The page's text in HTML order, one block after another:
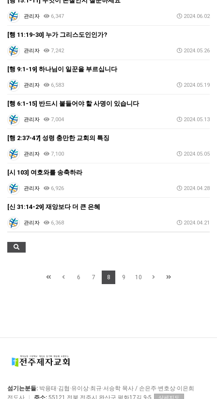
관리자 6,347 2024.06.02
[행 11:19-30] 누가 그리스도인인가?
관리자 7,242 2024.05.26
[행 9:1-19] 하나님이 일꾼을 부르십니다
관리자 6,583 2024.05.19
[행 6:1-15] 반드시 붙들어야 할 사명이 있습니다
관리자 7,004 2024.05.13
[행 2:37-47] 성령 충만한 교회의 특징
관리자 7,100 2024.05.05
[시 103] 여호와를 송축하라
관리자 6,926 2024.04.28
[신 31:14-29] 재앙보다 더 큰 은혜
관리자 6,368 2024.04.21
6 7 8 9 10
섬기는분들: 박용태·김협·유이상·최규·서승학 목사 / 손은주·변호상·이은희